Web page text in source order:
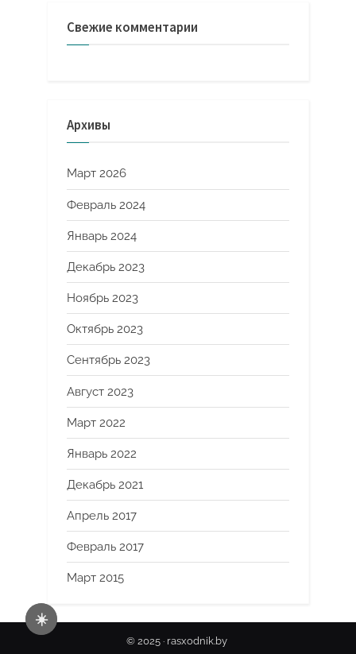
☀️
Свежие комментарии
Архивы
Март 2026
Февраль 2024
Январь 2024
Декабрь 2023
Ноябрь 2023
Октябрь 2023
Сентябрь 2023
Август 2023
Март 2022
Январь 2022
Декабрь 2021
Апрель 2017
Февраль 2017
Март 2015
© 2025 · rasxodnik.by